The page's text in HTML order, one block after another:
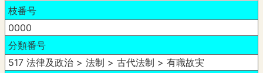
枝番号
0000
分類番号
517 法律及政治 > 法制 > 古代法制 > 有職故実